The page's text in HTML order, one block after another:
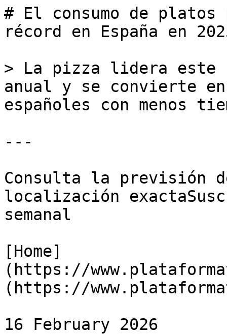
# El consumo de platos
récord en España en
> La pizza lidera este
anual y se convierte
españoles con menos
---
Consulta la previsión
localización
semanal
[Home]
(https://
(https://
16 February 2026